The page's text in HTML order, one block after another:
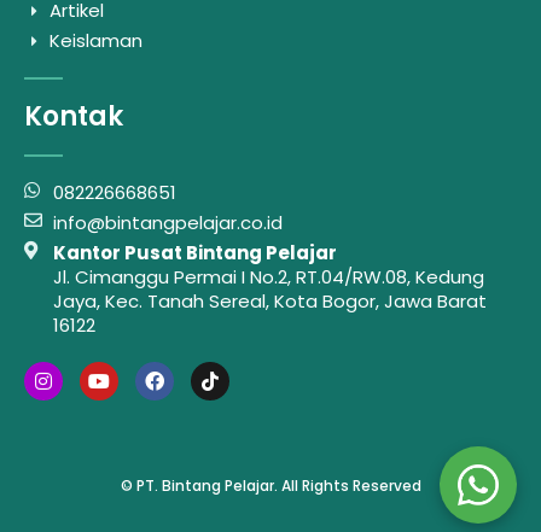
Artikel
Keislaman
Kontak
082226668651
info@bintangpelajar.co.id
Kantor Pusat Bintang Pelajar
Jl. Cimanggu Permai I No.2, RT.04/RW.08, Kedung
Jaya, Kec. Tanah Sereal, Kota Bogor, Jawa Barat
16122
© PT. Bintang Pelajar. All Rights Reserved